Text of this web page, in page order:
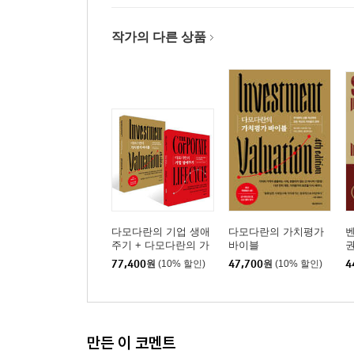
작가의 다른 상품
다모다란의 기업 생애
주기 + 다모다란의 가
치평가 바이블 세트
77,400원 (10% 할인)
다모다란의 가치평가
바이블
47,700원 (10% 할인)
만든 이 코멘트